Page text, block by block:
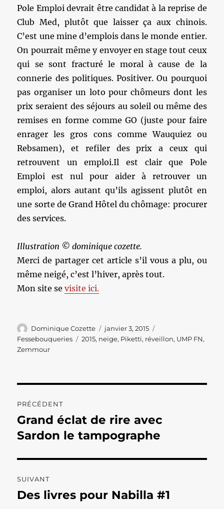
Pole Emploi devrait être candidat à la reprise de
Club Med, plutôt que laisser ça aux chinois.
C’est une mine d’emplois dans le monde entier.
On pourrait même y envoyer en stage tout ceux
qui se sont fracturé le moral à cause de la
connerie des politiques. Positiver. Ou pourquoi
pas organiser un loto pour chômeurs dont les
prix seraient des séjours au soleil ou même des
remises en forme comme GO (juste pour faire
enrager les gros cons comme Wauquiez ou
Rebsamen), et refiler des prix a ceux qui
retrouvent un emploi.Il est clair que Pole
Emploi est nul pour aider à retrouver un
emploi, alors autant qu’ils agissent plutôt en
une sorte de Grand Hôtel du chômage: procurer
des services.
Illustration © dominique cozette.
Merci de partager cet article s’il vous a plu, ou
même neigé, c’est l’hiver, après tout.
Mon site sevisite ici.
Auteur
Dominique Cozette
Publié
le
janvier 3, 2015
Fessebouqueries
Étiquettes
2015, neige, Piketti, réveillon, UMP FN,
Zemmour
de
l’article
PRÉCÉDENT
Publication
précédente :
Grand éclat de rire avec
Sardon le tampographe
SUIVANT
Publication
Des livres pour Nabilla #1